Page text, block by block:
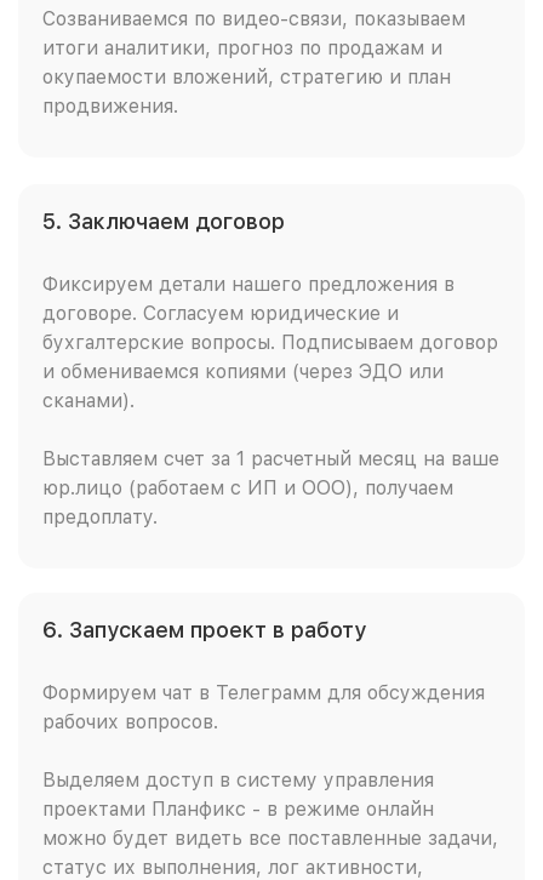
Созваниваемся по видео-связи, показываем
итоги аналитики, прогноз по продажам и
окупаемости вложений, стратегию и план
продвижения.
5. Заключаем договор
Фиксируем детали нашего предложения в
договоре. Согласуем юридические и
бухгалтерские вопросы. Подписываем договор
и обмениваемся копиями (через ЭДО или
сканами).
Выставляем счет за 1 расчетный месяц на ваше
юр.лицо (работаем с ИП и ООО), получаем
предоплату.
6. Запускаем проект в работу
Формируем чат в Телеграмм для обсуждения
рабочих вопросов.
Выделяем доступ в систему управления
проектами Планфикс - в режиме онлайн
можно будет видеть все поставленные задачи,
статус их выполнения, лог активности,